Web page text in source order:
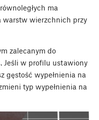
ma
wierzchnich przy
zalecanym do
Jeśli w profilu ustawiony
gęstość wypełnienia na
typ wypełnienia na